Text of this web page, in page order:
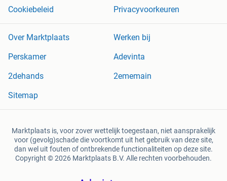
Cookiebeleid
Privacyvoorkeuren
Over Marktplaats
Werken bij
Perskamer
Adevinta
2dehands
2ememain
Sitemap
Marktplaats is, voor zover wettelijk toegestaan, niet aansprakelijk
voor (gevolg)schade die voortkomt uit het gebruik van deze site,
dan wel uit fouten of ontbrekende functionaliteiten op deze site.
Copyright © 2026 Marktplaats B.V. Alle rechten voorbehouden.